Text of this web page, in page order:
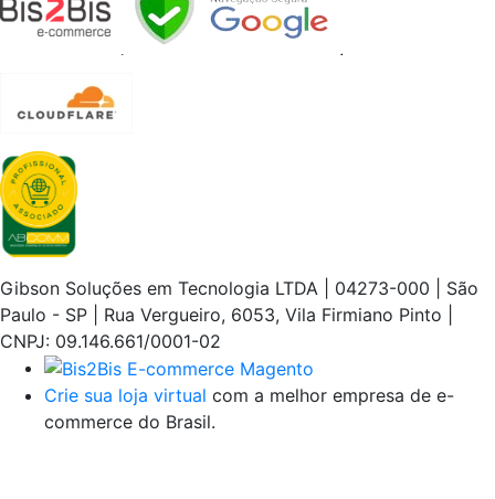
Gibson Soluções em Tecnologia LTDA | 04273-000 | São
Paulo - SP | Rua Vergueiro, 6053, Vila Firmiano Pinto |
CNPJ: 09.146.661/0001-02
Crie sua loja virtual com a melhor empresa de e-
commerce do Brasil.